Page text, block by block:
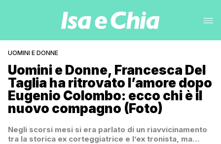
UOMINI E DONNE
Uomini e Donne, Francesca Del
Taglia ha ritrovato l’amore dopo
Eugenio Colombo: ecco chi è il
nuovo compagno (Foto)
Negli scorsi mesi si era parlato di un riavvicinamento
tra la storica ex corteggiatrice e l’ex tronista, ma…